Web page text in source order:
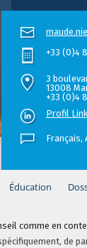
Éducation
comme en
de
+33 (0)4
3
13008
+33 (0)4
Profil
Français,